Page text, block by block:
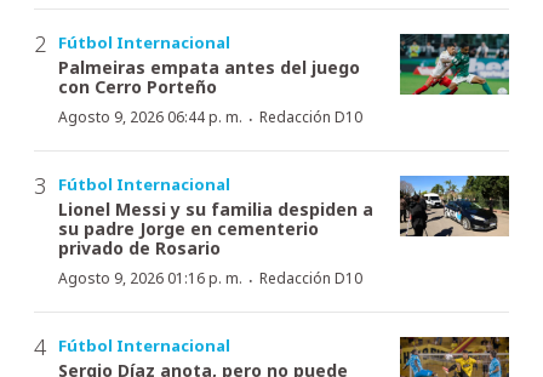
Fútbol Internacional
Palmeiras empata antes del juego
con Cerro Porteño
Agosto 9, 2026 06:44 p. m. · Redacción D10
Fútbol Internacional
Lionel Messi y su familia despiden a
su padre Jorge en cementerio
privado de Rosario
Agosto 9, 2026 01:16 p. m. · Redacción D10
Fútbol Internacional
Sergio Díaz anota, pero no puede